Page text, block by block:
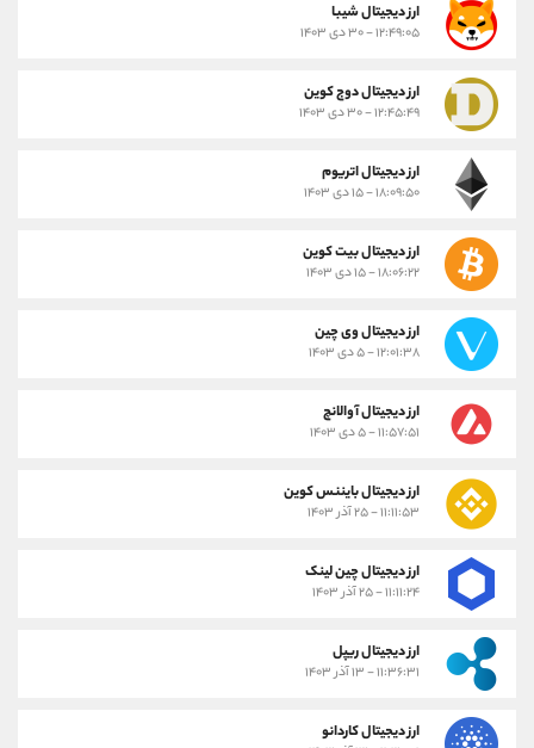
ارز ديجيتال شیبا
۱۲:۴۹:۰۵ - ۳۰ دی ۱۴۰۳
ارز دیجیتال دوج کوین
۱۲:۴۵:۴۹ - ۳۰ دی ۱۴۰۳
ارز دیجیتال اتریوم
۱۸:۰۹:۵۰ - ۱۵ دی ۱۴۰۳
ارز دیجیتال بیت کوین
۱۸:۰۶:۲۲ - ۱۵ دی ۱۴۰۳
ارز دیجیتال وی چین
۱۲:۰۱:۳۸ - ۵ دی ۱۴۰۳
ارز دیجیتال آوالانچ
۱۱:۵۷:۵۱ - ۵ دی ۱۴۰۳
ارز دیجیتال بایننس کوین
۱۱:۱۱:۵۳ - ۲۵ آذر ۱۴۰۳
ارز دیجیتال چین لینک
۱۱:۱۱:۲۴ - ۲۵ آذر ۱۴۰۳
ارز دیجیتال ریپل
۱۱:۳۶:۳۱ - ۱۳ آذر ۱۴۰۳
ارز دیجیتال کاردانو